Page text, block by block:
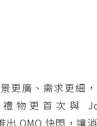
更廣、需求更細
禮物更首次與
出 OMO 快閃，讓